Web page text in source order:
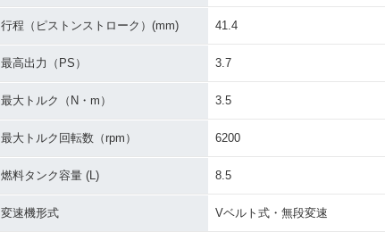
行程（ピストンストローク）(mm) 41.4
最高出力（PS） 3.7
最大トルク（N・m） 3.5
最大トルク回転数（rpm） 6200
燃料タンク容量 (L) 8.5
変速機形式 Vベルト式・無段変速